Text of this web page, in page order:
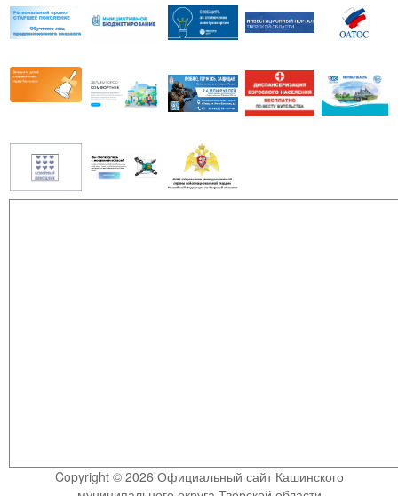
Copyright © 2026 Официальный сайт Кашинского